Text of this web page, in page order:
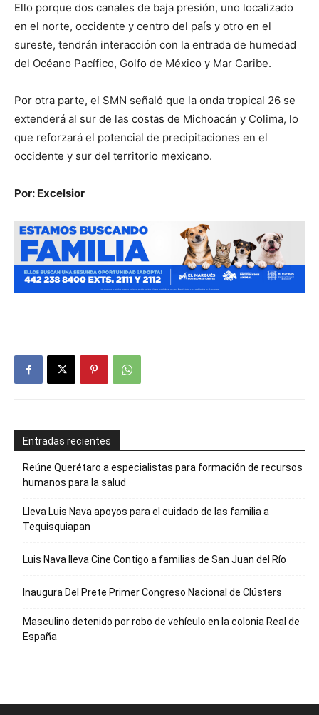
Ello porque dos canales de baja presión, uno localizado
en el norte, occidente y centro del país y otro en el
sureste, tendrán interacción con la entrada de humedad
del Océano Pacífico, Golfo de México y Mar Caribe.
Por otra parte, el SMN señaló que la onda tropical 26 se
extenderá al sur de las costas de Michoacán y Colima, lo
que reforzará el potencial de precipitaciones en el
occidente y sur del territorio mexicano.
Por: Excelsior
Entradas recientes
Reúne Querétaro a especialistas para formación de recursos
humanos para la salud
Lleva Luis Nava apoyos para el cuidado de las familia a
Tequisquiapan
Luis Nava lleva Cine Contigo a familias de San Juan del Río
Inaugura Del Prete Primer Congreso Nacional de Clústers
Masculino detenido por robo de vehículo en la colonia Real de
España